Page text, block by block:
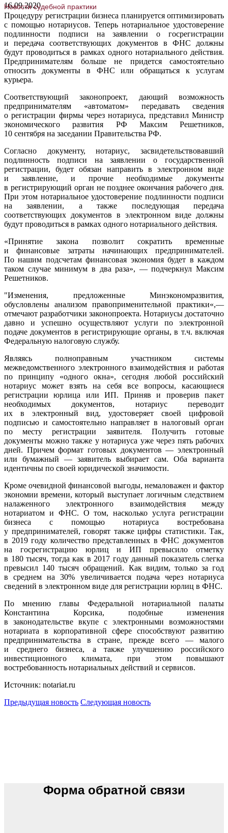
16.09.2020
Новости судебной практики
Процедуру регистрации бизнеса планируется оптимизировать
с помощью нотариусов. Теперь нотариальное удостоверение
подлинности подписи на заявлении о госрегистрации
и передача соответствующих документов в ФНС должны
будут проводиться в рамках одного нотариального действия.
Предпринимателям больше не придется самостоятельно
относить документы в ФНС или обращаться к услугам
курьера.
Соответствующий законопроект, дающий возможность
предпринимателям «автоматом» передавать сведения
о регистрации фирмы через нотариуса, представил Министр
экономического развития РФ Максим Решетников,
10 сентября на заседании Правительства РФ.
Согласно документу, нотариус, засвидетельствовавший
подлинность подписи на заявлении о государственной
регистрации, будет обязан направить в электронном виде
и заявление, и прочие необходимые документы
в регистрирующий орган не позднее окончания рабочего дня.
При этом нотариальное удостоверение подлинности подписи
на заявлении, а также последующая передача
соответствующих документов в электронном виде должны
будут проводиться в рамках одного нотариального действия.
«Принятие закона позволит сократить временные
и финансовые затраты начинающих предпринимателей.
По нашим подсчетам финансовая экономия будет в каждом
таком случае минимум в два раза», — подчеркнул Максим
Решетников.
"Изменения, предложенные Минэкономразвития,
обусловлены анализом правоприменительной практики«,—
отмечают разработчики законопроекта. Нотариусы достаточно
давно и успешно осуществляют услуги по электронной
подаче документов в регистрирующие органы, в т.ч. включая
Федеральную налоговую службу.
Являясь полноправным участником системы
межведомственного электронного взаимодействия и работая
по принципу «одного окна», сегодня любой российский
нотариус может взять на себя все вопросы, касающиеся
регистрации юрлица или ИП. Приняв и проверив пакет
необходимых документов, нотариус переводит
их в электронный вид, удостоверяет своей цифровой
подписью и самостоятельно направляет в налоговый орган
по месту регистрации заявителя. Получить готовые
документы можно также у нотариуса уже через пять рабочих
дней. Причем формат готовых документов — электронный
или бумажный — заявитель выбирает сам. Оба варианта
идентичны по своей юридической значимости.
Кроме очевидной финансовой выгоды, немаловажен и фактор
экономии времени, который выступает логичным следствием
налаженного электронного взаимодействия между
нотариатом и ФНС. О том, насколько услуга регистрации
бизнеса с помощью нотариуса востребована
у предпринимателей, говорят также цифры статистики. Так,
в 2019 году количество представленных в ФНС документов
на госрегистрацию юрлиц и ИП превысило отметку
в 180 тысяч, тогда как в 2017 году данный показатель слегка
превысил 140 тысяч обращений. Как видим, только за год
в среднем на 30% увеличивается подача через нотариуса
сведений в электронном виде для регистрации юрлиц в ФНС.
По мнению главы Федеральной нотариальной палаты
Константина Корсика, подобные изменения
в законодательстве вкупе с электронными возможностями
нотариата в корпоративной сфере способствуют развитию
предпринимательства в стране, прежде всего — малого
и среднего бизнеса, а также улучшению российского
инвестиционного климата, при этом повышают
востребованность нотариальных действий и сервисов.
Источник: notariat.ru
Предыдущая новость Следующая новость
Форма обратной связи